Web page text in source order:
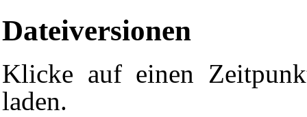
Dateiversionen
Klicke auf einen
laden.